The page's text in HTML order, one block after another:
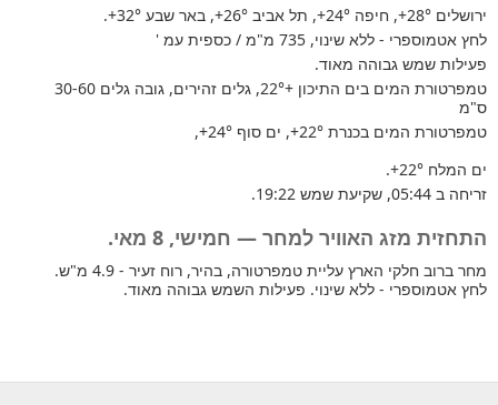
ירושלים +28°, חיפה +24°, תל אביב +26°, באר שבע +32°
.
לחץ אטמוספרי - ללא שינוי, 735 מ"מ / כספית עמ '
פעילות שמש גבוהה מאוד.
טמפרטורת המים בים התיכון +22°
, גלים זהירים, גובה גלים 30-60
ס"מ
טמפרטורת המים בכנרת +22°, ים סוף +24°
,
ים המלח +22°
.
זריחה ב 05:44, שקיעת שמש 19:22.
התחזית מזג האוויר למחר — חמישי, 8 מאי.
מחר ברוב חלקי הארץ עליית טמפרטורה, בהיר, רוח זעיר - 4.9 מ"ש.
לחץ אטמוספרי - ללא שינוי. פעילות השמש גבוהה מאוד.